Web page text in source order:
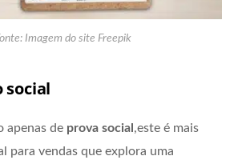
Imagem do site Freepik
social
apenas de prova social ,este é mais
para vendas que explora uma